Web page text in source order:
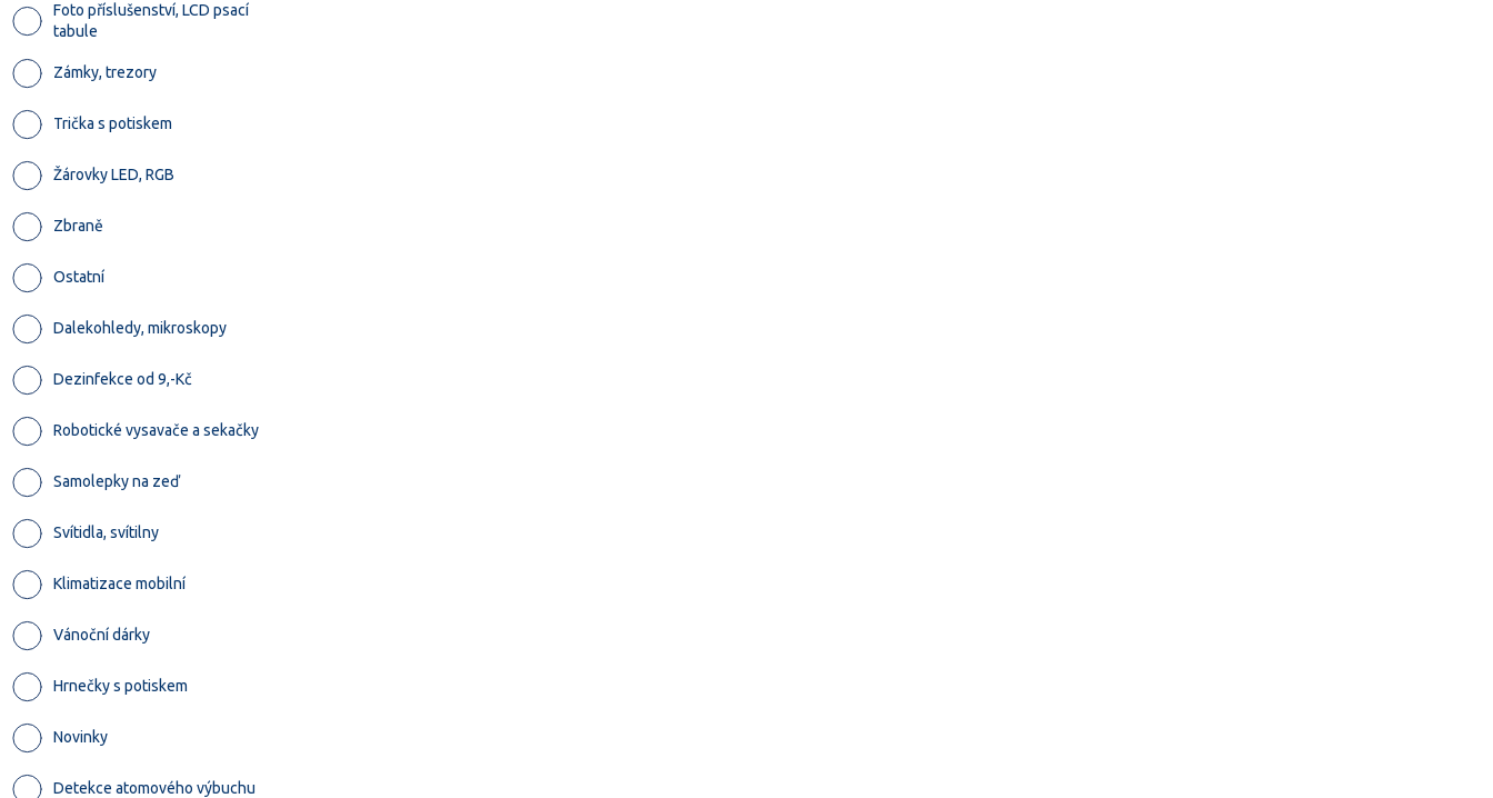
Foto příslušenství, LCD psací
tabule
Zámky, trezory
Trička s potiskem
Žárovky LED, RGB
Zbraně
Ostatní
Dalekohledy, mikroskopy
Dezinfekce od 9,-Kč
Robotické vysavače a sekačky
Samolepky na zeď
Svítidla, svítilny
Klimatizace mobilní
Vánoční dárky
Hrnečky s potiskem
Novinky
Detekce atomového výbuchu